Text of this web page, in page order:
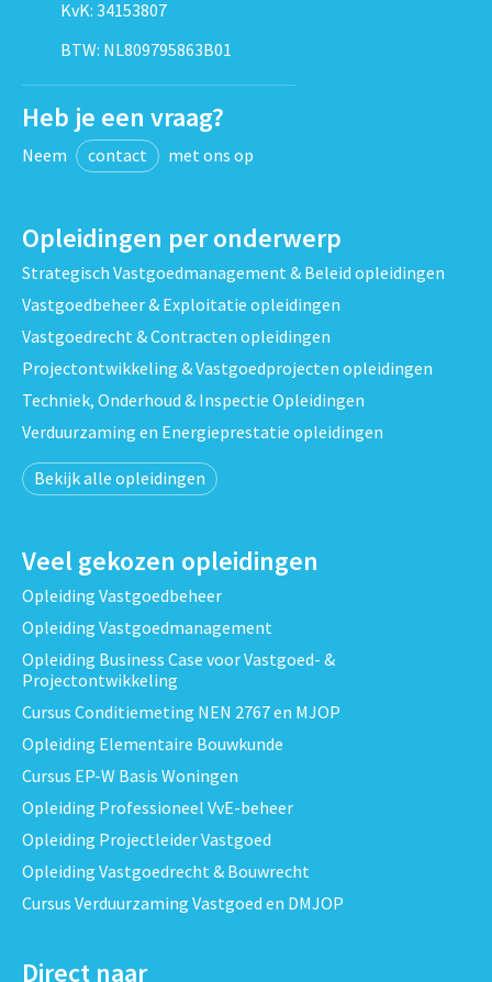
KvK: 34153807
BTW: NL809795863B01
Heb je een vraag?
Neem contact met ons op
Opleidingen per onderwerp
Strategisch Vastgoedmanagement & Beleid opleidingen
Vastgoedbeheer & Exploitatie opleidingen
Vastgoedrecht & Contracten opleidingen
Projectontwikkeling & Vastgoedprojecten opleidingen
Techniek, Onderhoud & Inspectie Opleidingen
Verduurzaming en Energieprestatie opleidingen
Bekijk alle opleidingen
Veel gekozen opleidingen
Opleiding Vastgoedbeheer
Opleiding Vastgoedmanagement
Opleiding Business Case voor Vastgoed- &
Projectontwikkeling
Cursus Conditiemeting NEN 2767 en MJOP
Opleiding Elementaire Bouwkunde
Cursus EP-W Basis Woningen
Opleiding Professioneel VvE-beheer
Opleiding Projectleider Vastgoed
Opleiding Vastgoedrecht & Bouwrecht
Cursus Verduurzaming Vastgoed en DMJOP
Direct naar